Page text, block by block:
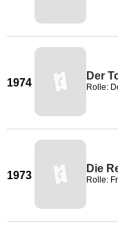
1974
Der
Rolle:
1973
Die
Rolle: